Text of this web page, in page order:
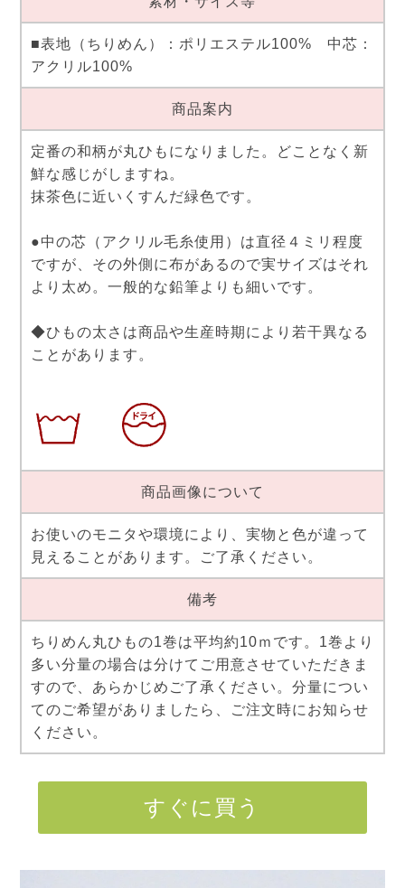
■表地（ちりめん）：ポリエステル100% 中芯：
アクリル100%
商品案内
定番の和柄が丸ひもになりました。どことなく新
鮮な感じがしますね。
抹茶色に近いくすんだ緑色です。
●中の芯（アクリル毛糸使用）は直径４ミリ程度
ですが、その外側に布があるので実サイズはそれ
より太め。一般的な鉛筆よりも細いです。
◆ひもの太さは商品や生産時期により若干異なる
ことがあります。
商品画像について
お使いのモニタや環境により、実物と色が違って
見えることがあります。ご了承ください。
備考
ちりめん丸ひもの1巻は平均約10ｍです。1巻より
多い分量の場合は分けてご用意させていただきま
すので、あらかじめご了承ください。分量につい
てのご希望がありましたら、ご注文時にお知らせ
ください。
すぐに買う